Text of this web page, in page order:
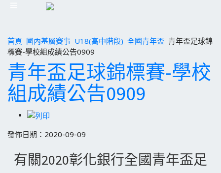
首頁 國內基層賽事 U18(高中階段) 全國青年盃 青年盃足球錦
標賽-學校組成績公告0909
青年盃足球錦標賽-學校
組成績公告0909
發佈日期：2020-09-09
有關2020彰化銀行全國青年盃足